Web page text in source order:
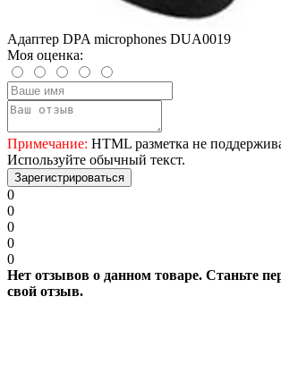
Адаптер DPA microphones DUA0019
Моя оценка:
Примечание: HTML разметка не
Используйте обычный текст.
Зарегистрироваться
0
0
0
0
0
Нет отзывов о данном товаре. Станьте
свой отзыв.